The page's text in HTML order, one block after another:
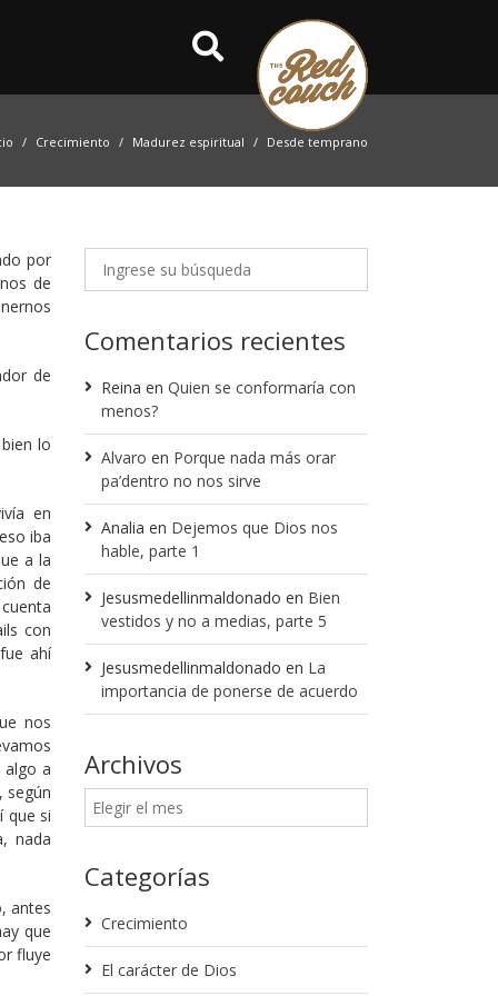
Crecimiento Madurez espiritual Desde temprano
por
de
de
lo
en
iba
a la
de
con
ahí
nos
algo a
según
que si
nada
antes
que
fluye
Comentarios recientes
Reina en Quien se conformaría con
menos?
Alvaro en Porque nada más orar
pa’dentro no nos sirve
Analia en Dejemos que Dios nos
hable, parte 1
Jesusmedellinmaldonado en Bien
vestidos y no a medias, parte 5
Jesusmedellinmaldonado en La
importancia de ponerse de acuerdo
Archivos
Categorías
Crecimiento
El carácter de Dios